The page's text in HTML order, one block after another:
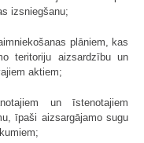
izsniegšanu;
plāniem, kas
teritoriju aizsardzību un
aktiem;
un īstenotajiem
īpaši aizsargājamo sugu